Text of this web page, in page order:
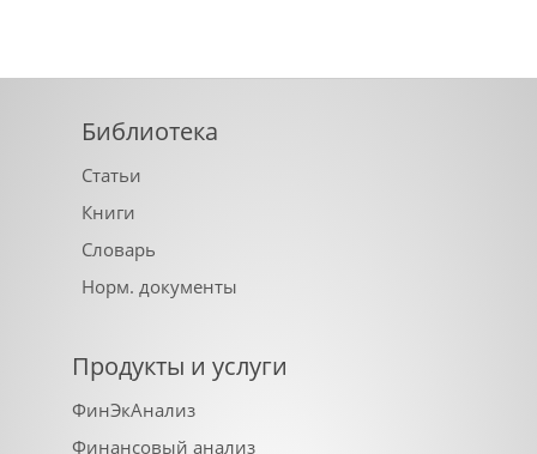
Библиотека
Статьи
Книги
Словарь
Норм. документы
Продукты и услуги
ФинЭкАнализ
Финансовый анализ